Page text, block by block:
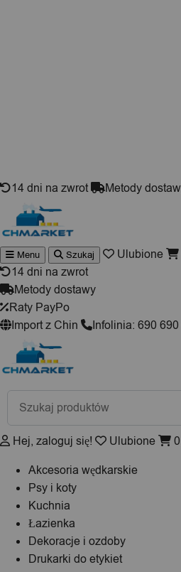
14 dni na zwrot Metody
Wyszukiwarka
produktów
Menu Szukaj Ulubione
14 dni na zwrot
Metody dostawy
Raty PayPo
Import z Chin
Infolinia: 690
Wyszukiwarka
produktów
Hej, zaloguj się! Ulubione
Akcesoria wędkarskie
Psy i koty
Kuchnia
Łazienka
Dekoracje i ozdoby
Drukarki do etykiet